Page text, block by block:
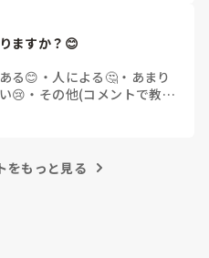
ますか？😊
る😊 ・ 人による🤔 ・ あまり
😢 ・ その他(コメントで教え
をもっと見る